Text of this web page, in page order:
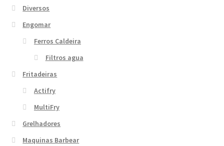
Diversos
Engomar
Ferros Caldeira
Filtros agua
Fritadeiras
Actifry
MultiFry
Grelhadores
Maquinas Barbear